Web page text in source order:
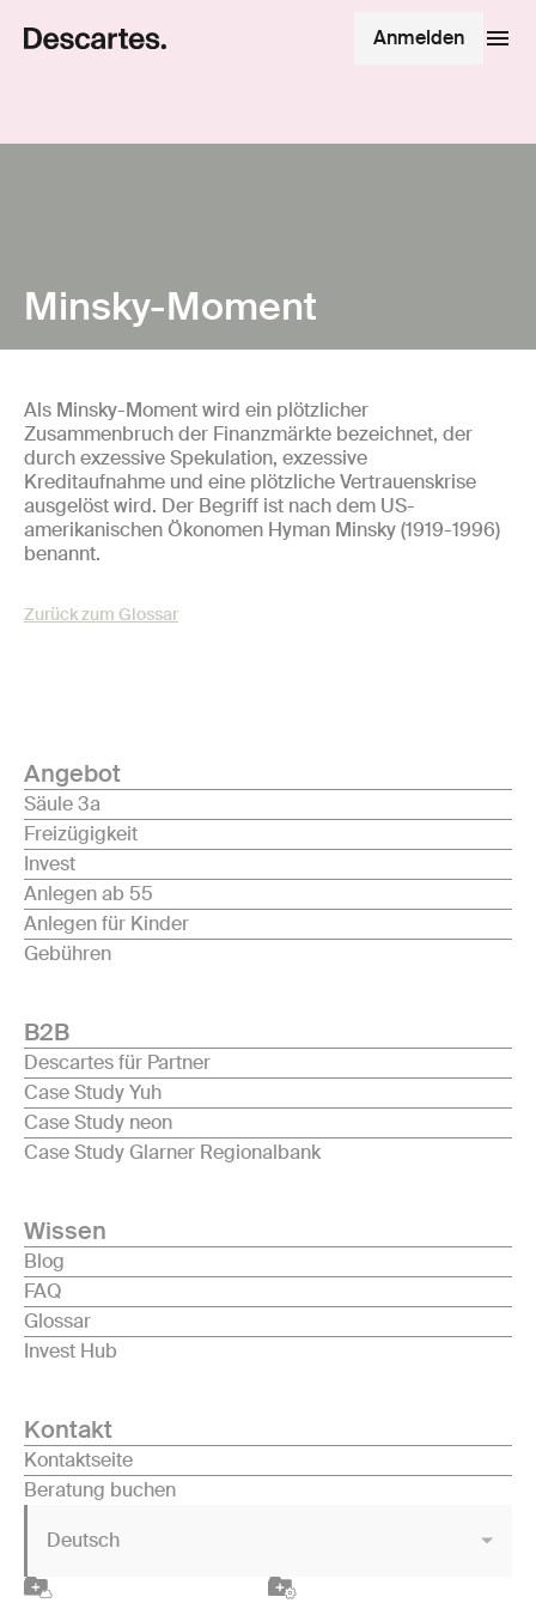
Anmelden
Minsky-Moment
Als Minsky-Moment wird ein plötzlicher
Zusammenbruch der Finanzmärkte bezeichnet, der
durch exzessive Spekulation, exzessive
Kreditaufnahme und eine plötzliche Vertrauenskrise
ausgelöst wird. Der Begriff ist nach dem US-
amerikanischen Ökonomen Hyman Minsky (1919-1996)
benannt.
Zurück zum Glossar
Angebot
Säule 3a
Freizügigkeit
Invest
Anlegen ab 55
Anlegen für Kinder
Gebühren
B2B
Descartes für Partner
Case Study Yuh
Case Study neon
Case Study Glarner Regionalbank
Wissen
Blog
FAQ
Glossar
Invest Hub
Kontakt
Kontaktseite
Beratung buchen
Deutsch